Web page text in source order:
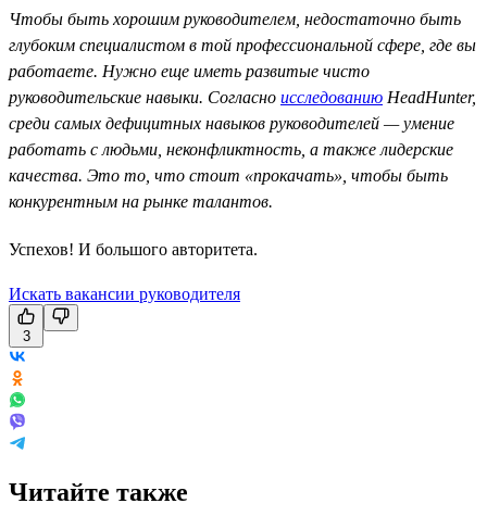
Чтобы быть хорошим руководителем, недостаточно быть
глубоким специалистом в той профессиональной сфере, где вы
работаете. Нужно еще иметь развитые чисто
руководительские навыки. Согласно исследованию HeadHunter,
среди самых дефицитных навыков руководителей — умение
работать с людьми, неконфликтность, а также лидерские
качества. Это то, что стоит «прокачать», чтобы быть
конкурентным на рынке талантов.
Успехов! И большого авторитета.
Искать вакансии руководителя
3
Читайте также